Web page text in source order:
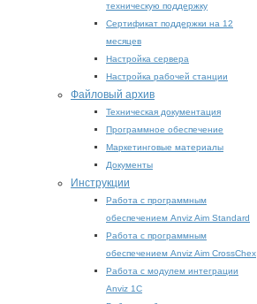
техническую поддержку
Сертификат поддержки на 12
месяцев
Настройка сервера
Настройка рабочей станции
Файловый архив
Техническая документация
Программное обеспечение
Маркетинговые материалы
Документы
Инструкции
Работа с программным
обеспечением Anviz Aim Standard
Работа с программным
обеспечением Anviz Aim CrossChex
Работа с модулем интеграции
Anviz 1C